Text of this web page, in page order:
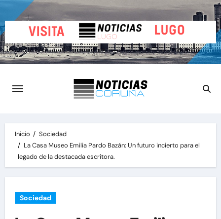
al
contenido
Inicio
Sociedad
La Casa Museo Emilia Pardo Bazán: Un futuro incierto para el
legado de la destacada escritora.
Sociedad